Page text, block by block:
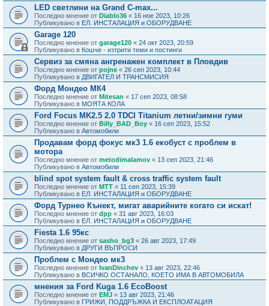
LED светлини на Grand C-max...
Последно мнение от Diablo36 « 16 ное 2023, 10:26
Публикувано в ЕЛ. ИНСТАЛАЦИЯ и ОБОРУДВАНЕ
Garage 120
Последно мнение от garage120 « 24 окт 2023, 20:59
Публикувано в Кошче - изтрити теми и постинги
Сервиз за смяна ангренажен комплект в Пловдив
Последно мнение от pojne « 26 сеп 2023, 10:44
Публикувано в ДВИГАТЕЛ И ТРАНСМИСИЯ
Форд Мондео МК4
Последно мнение от Mitesan « 17 сеп 2023, 08:58
Публикувано в МОЯТА КОЛА
Ford Focus MK2.5 2.0 TDCI Titanium летни/зимни гуми
Последно мнение от Billy_BAD_Boy « 16 сеп 2023, 15:52
Публикувано в Автомобили
Продавам форд фокус мк3 1.6 екобуст с проблем в
мотора
Последно мнение от metodimalamov « 13 сеп 2023, 21:46
Публикувано в Автомобили
blind spot system fault & cross traffic system fault
Последно мнение от MTT « 11 сеп 2023, 15:39
Публикувано в ЕЛ. ИНСТАЛАЦИЯ и ОБОРУДВАНЕ
Форд Турнео Кънект, мигат аварийните когато си искат!
Последно мнение от dpp « 31 авг 2023, 16:03
Публикувано в ЕЛ. ИНСТАЛАЦИЯ и ОБОРУДВАНЕ
Fiesta 1.6 95кс
Последно мнение от sasho_bg3 « 26 авг 2023, 17:49
Публикувано в ДРУГИ ВЪПРОСИ
Проблем с Мондео мк3
Последно мнение от IvanDinchev « 13 авг 2023, 22:46
Публикувано в ВСИЧКО ОСТАНАЛО, КОЕТО ИМА В АВТОМОБИЛА
мнения за Ford Kuga 1.6 EcoBoost
Последно мнение от EMJ « 13 авг 2023, 21:46
Публикувано в ГРИЖИ, ПОДДРЪЖКА И ЕКСПЛОАТАЦИЯ